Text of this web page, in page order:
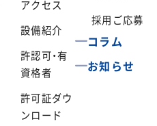
アクセス
設備紹介
許認可・有
資格者
許可証ダウ
ンロード
採用ご応募
コラム
お知らせ